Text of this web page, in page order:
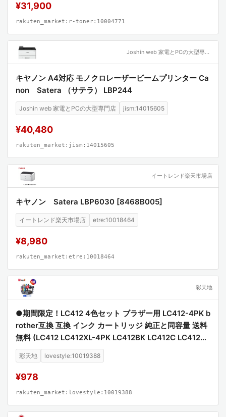
¥31,900
rakuten_market:r-toner:10004771
Joshin web 家電とPCの大型専門店
キヤノン A4対応 モノクロレーザービームプリンター Ca
non Satera （サテラ） LBP244
Joshin web 家電とPCの大型専門店 jism:14015605
¥40,480
rakuten_market:jism:14015605
イートレンド楽天市場店
キヤノン Satera LBP6030 [8468B005]
イートレンド楽天市場店 etre:10018464
¥8,980
rakuten_market:etre:10018464
彩天地
●期間限定！LC412 4色セット ブラザー用 LC412-4PK b
rother互換 互換 インク カートリッジ 純正と同容量 送料
無料 (LC412 LC412XL-4PK LC412BK LC412C LC412M
LC412Y LC412XLBK LC412XLC LC412XLM LC412XLY
MFC-J7100CDW MFC-J7300CDW)
彩天地 lovestyle:10019388
¥978
rakuten_market:lovestyle:10019388